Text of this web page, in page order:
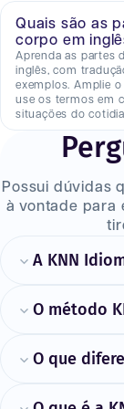
Quais são as
corpo em
Aprenda as partes
inglês, com
exemplos. Amplie
use os termos em
situações do
Possui dúvidas
à vontade para
A KNN
O método
O que